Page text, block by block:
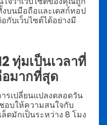
บนมือถือและเดสก์ทอป
บเว็บไซต์ได้อย่างมี
ทุ่มเป็นเวลาที่
มากที่สุด
รเปลี่ยนแปลงตลอดวัน
อบให้ความสนใจกับ
ตมักเป็นระหว่าง 8 โมง